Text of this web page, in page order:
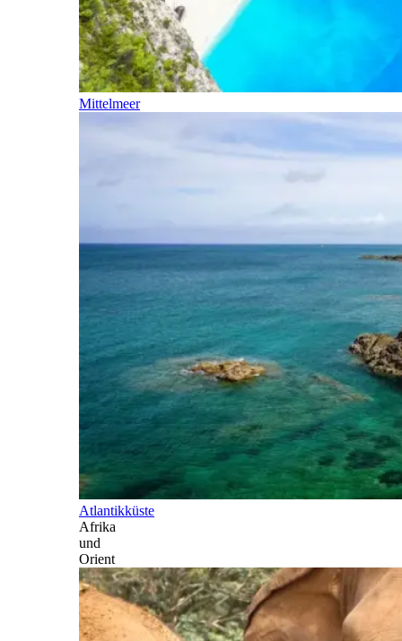
Mittelmeer
Atlantikküste
Afrika
und
Orient